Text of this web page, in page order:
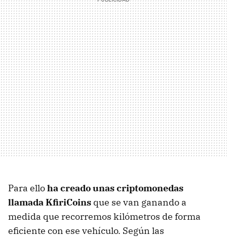
Para elloha creado unas criptomonedas
llamada KfiriCoins que se van ganando a
medida que recorremos kilómetros de forma
eficiente con ese vehículo. Según las